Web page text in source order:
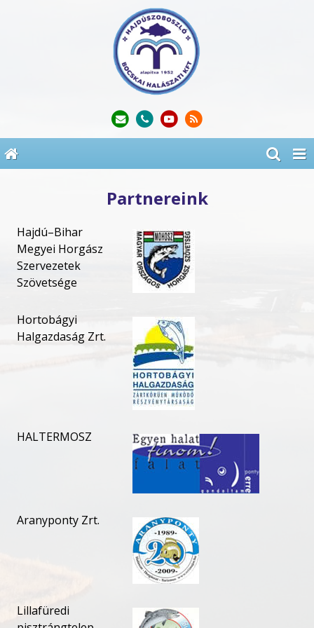
Partnereink
Hajdú–Bihar
Megyei Horgász
Szervezetek
Szövetsége
Hortobágyi
Halgazdaság Zrt.
HALTERMOSZ
Aranyponty Zrt.
Lillafüredi